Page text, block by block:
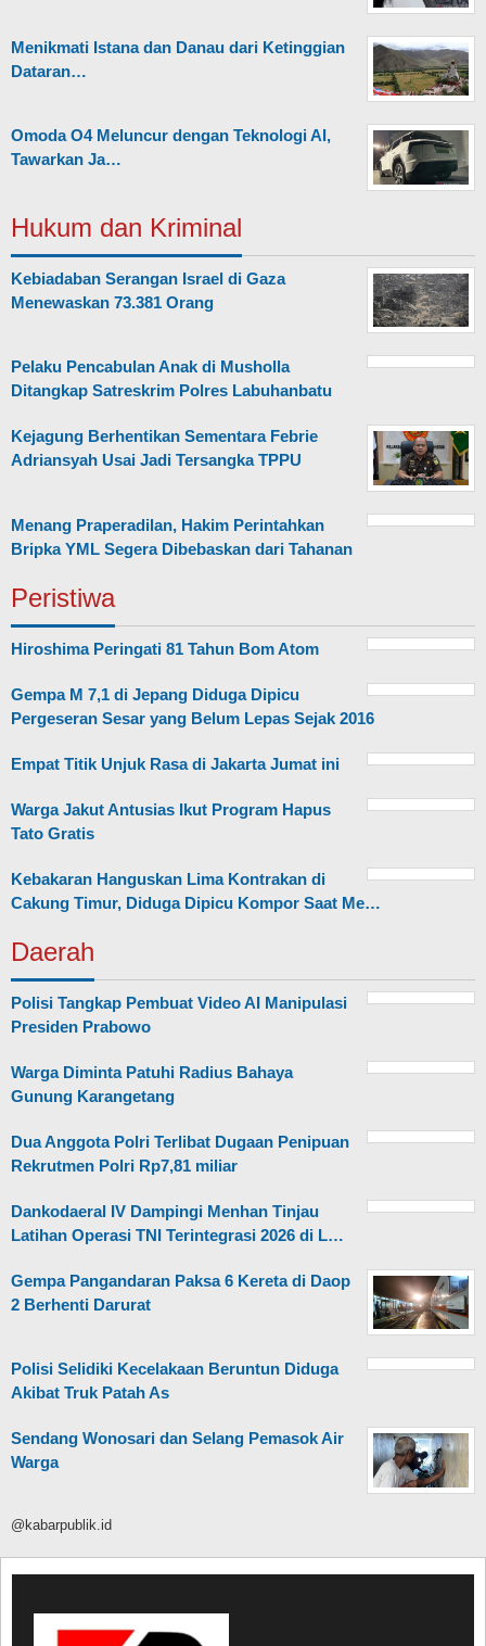
Menikmati Istana dan Danau dari Ketinggian
Dataran…
Omoda O4 Meluncur dengan Teknologi AI,
Tawarkan Ja…
Hukum dan Kriminal
Kebiadaban Serangan Israel di Gaza
Menewaskan 73.381 Orang
Pelaku Pencabulan Anak di Musholla
Ditangkap Satreskrim Polres Labuhanbatu
Kejagung Berhentikan Sementara Febrie
Adriansyah Usai Jadi Tersangka TPPU
Menang Praperadilan, Hakim Perintahkan
Bripka YML Segera Dibebaskan dari Tahanan
Peristiwa
Hiroshima Peringati 81 Tahun Bom Atom
Gempa M 7,1 di Jepang Diduga Dipicu
Pergeseran Sesar yang Belum Lepas Sejak 2016
Empat Titik Unjuk Rasa di Jakarta Jumat ini
Warga Jakut Antusias Ikut Program Hapus
Tato Gratis
Kebakaran Hanguskan Lima Kontrakan di
Cakung Timur, Diduga Dipicu Kompor Saat Me…
Daerah
Polisi Tangkap Pembuat Video AI Manipulasi
Presiden Prabowo
Warga Diminta Patuhi Radius Bahaya
Gunung Karangetang
Dua Anggota Polri Terlibat Dugaan Penipuan
Rekrutmen Polri Rp7,81 miliar
Dankodaeral IV Dampingi Menhan Tinjau
Latihan Operasi TNI Terintegrasi 2026 di L…
Gempa Pangandaran Paksa 6 Kereta di Daop
2 Berhenti Darurat
Polisi Selidiki Kecelakaan Beruntun Diduga
Akibat Truk Patah As
Sendang Wonosari dan Selang Pemasok Air
Warga
@kabarpublik.id